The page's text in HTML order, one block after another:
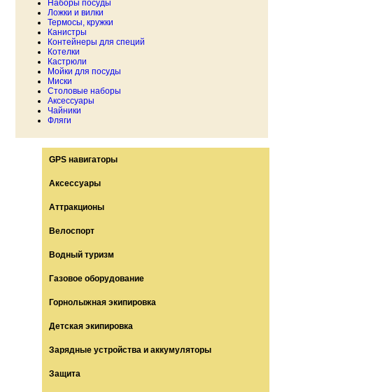
Наборы посуды
Ложки и вилки
Термосы, кружки
Канистры
Контейнеры для специй
Котелки
Кастрюли
Мойки для посуды
Миски
Столовые наборы
Аксессуары
Чайники
Фляги
GPS навигаторы
Аксессуары
Аттракционы
Велоспорт
Водный туризм
Газовое оборудование
Горнолыжная экипировка
Детская экипировка
Зарядные устройства и аккумуляторы
Защита